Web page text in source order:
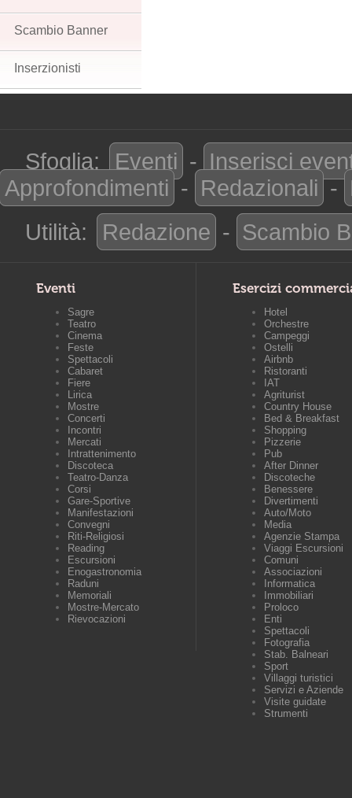
Scambio Banner
Inserzionisti
Sfoglia: Eventi - Inserisci
Approfondimenti - Redazionali -
Utilità:
Redazione - Scambio
Eventi
Sagre
Teatro
Cinema
Feste
Spettacoli
Cabaret
Fiere
Lirica
Mostre
Concerti
Incontri
Mercati
Intrattenimento
Discoteca
Teatro-Danza
Corsi
Gare-Sportive
Manifestazioni
Convegni
Riti-Religiosi
Reading
Escursioni
Enogastronomia
Raduni
Memoriali
Mostre-Mercato
Rievocazioni
Esercizi
Hotel
Orchestre
Campeggi
Ostelli
Airbnb
Ristoranti
IAT
Agriturist
Country House
Bed & Breakfast
Shopping
Pizzerie
Pub
After Dinner
Discoteche
Benessere
Divertimenti
Auto/Moto
Media
Agenzie Stampa
Viaggi Escursioni
Comuni
Associazioni
Informatica
Immobiliari
Proloco
Enti
Spettacoli
Fotografia
Stab. Balneari
Sport
Villaggi turistici
Servizi e Aziende
Visite guidate
Strumenti